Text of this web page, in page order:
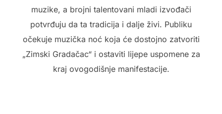
muzike, a brojni talentovani mladi izvođači
potvrđuju da ta tradicija i dalje živi. Publiku
očekuje muzička noć koja će dostojno zatvoriti
„Zimski Gradačac“ i ostaviti lijepe uspomene za
kraj ovogodišnje manifestacije.